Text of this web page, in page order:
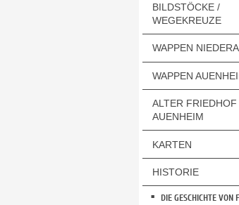
BILDSTÖCKE /
WEGEKREUZE
WAPPEN
WAPPEN
ALTER FRIEDHOF
AUENHEIM
KARTEN
HISTORIE
DIE GESCHICHTE VON